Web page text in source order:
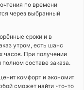
по времени
через выбранный
сроки и в
утром, есть шанс
часов. При получении
полном составе заказа.
комфорт и экономит
сможет найти что-то